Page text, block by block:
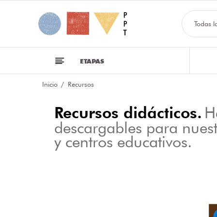
Todas
ETAPAS
Inicio Recursos
Recursos didácticos.
descargables para
y centros educativos.